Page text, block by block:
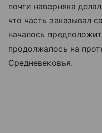
почти наверняка
что часть заказывал
началось
продолжалось на
Средневековья.